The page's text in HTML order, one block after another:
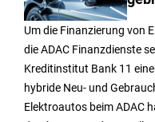
Um die Finanzierung von
die ADAC Finanzdienste
Kreditinstitut Bank 11
hybride Neu- und
Elektroautos beim ADAC